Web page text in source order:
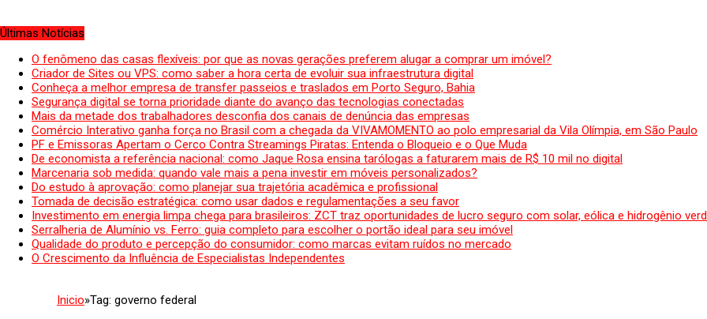
Últimas Notícias
O fenômeno das casas flexíveis: por que as novas gerações preferem alugar a comprar um imóvel?
Criador de Sites ou VPS: como saber a hora certa de evoluir sua infraestrutura digital
Conheça a melhor empresa de transfer passeios e traslados em Porto Seguro, Bahia
Segurança digital se torna prioridade diante do avanço das tecnologias conectadas
Mais da metade dos trabalhadores desconfia dos canais de denúncia das empresas
Comércio Interativo ganha força no Brasil com a chegada da VIVAMOMENTO ao polo empresarial da Vila Olímpia, em São Paulo
PF e Emissoras Apertam o Cerco Contra Streamings Piratas: Entenda o Bloqueio e o Que Muda
De economista a referência nacional: como Jaque Rosa ensina tarólogas a faturarem mais de R$ 10 mil no digital
Marcenaria sob medida: quando vale mais a pena investir em móveis personalizados?
Do estudo à aprovação: como planejar sua trajetória acadêmica e profissional
Tomada de decisão estratégica: como usar dados e regulamentações a seu favor
Investimento em energia limpa chega para brasileiros: ZCT traz oportunidades de lucro seguro com solar, eólica e hidrogênio
Serralheria de Alumínio vs. Ferro: guia completo para escolher o portão ideal para seu imóvel
Qualidade do produto e percepção do consumidor: como marcas evitam ruídos no mercado
O Crescimento da Influência de Especialistas Independentes
Inicio»Tag: governo federal